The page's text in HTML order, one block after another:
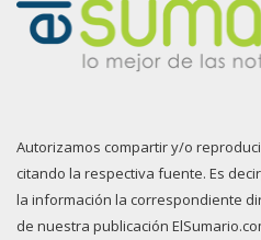
Autorizamos compartir y/o
citando la respectiva fuente. Es
la información la correspondiente
de nuestra publicación